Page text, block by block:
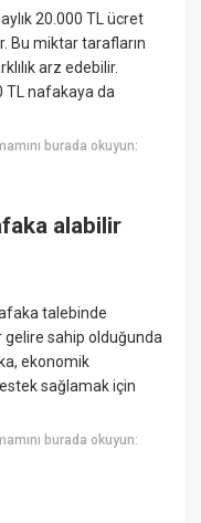
20.000 TL ücret
Bu miktar tarafların
arz edebilir.
TL nafakaya da
burada okuyun:
alabilir
talebinde
gelire sahip olduğunda
ekonomik
sağlamak için
burada okuyun: